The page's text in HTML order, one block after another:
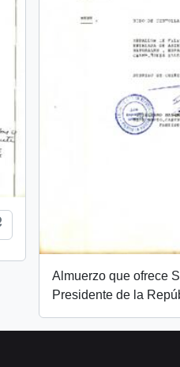
Almuerzo que ofrece
Presidente de la